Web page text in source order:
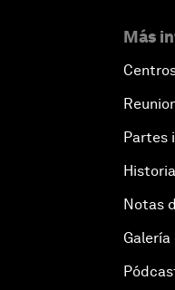
Más
Partes
Notas